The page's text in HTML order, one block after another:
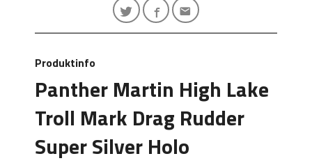
Produktinfo
Panther Martin High Lake
Troll Mark Drag Rudder
Super Silver Holo